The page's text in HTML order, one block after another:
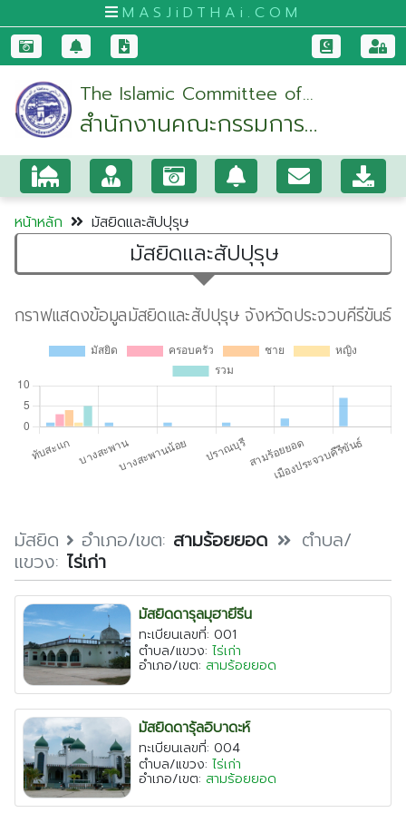
MASJiDTHAi.COM
หน้า
หลัก
มัสยิด
และ
สัป
ปุ
รุษ
กระบี่
ขอนแก่น
จันทบุรี
ชุมพร
ตรัง
นครนายก
นครศรีธรรมราช
ประจวบคีรีขันธ์
ปัตตานี
พังงา
พัทลุง
ภูเก็ต
ยะลา
ระนอง
สตูล
สระบุรี
สุราษฎร์ธานี
The Islamic Committee of
Prachuapkhirikhan Province
สำนักงานคณะกรรมการ
อิสลามประจำจังหวัด
ประจวบคีรีขันธ์
หน้าหลัก มัสยิดและสัปปุรุษ
มัสยิดและสัปปุรุษ
มัสยิด อำเภอ/เขต: สามร้อยยอด
ตำบล/
แขวง: ไร่เก่า
มัสยิดดารุลมุฮายีรีน
ทะเบียนเลขที่: 001
ตำบล/แขวง: ไร่เก่า
อำเภอ/เขต: สามร้อยยอด
มัสยิดดารุ้ลอิบาดะห์
ทะเบียนเลขที่: 004
ตำบล/แขวง: ไร่เก่า
อำเภอ/เขต: สามร้อยยอด